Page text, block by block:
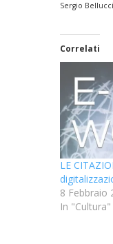
Sergio
Correlati
LE
8 Febbraio
In "Cultura"